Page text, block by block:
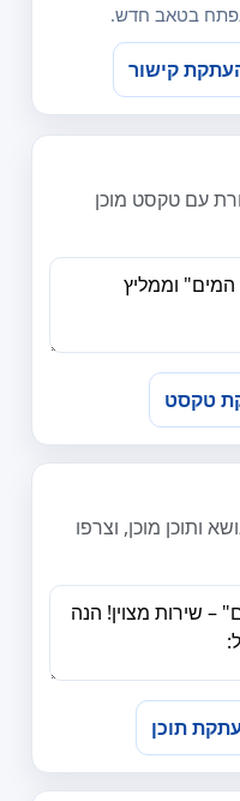
נפתח בטאב חדש.
קישור
עם טקסט מוכן
טקסט
ותוכן מוכן, וצרפו
תוכן